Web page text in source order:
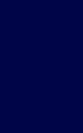
Karten